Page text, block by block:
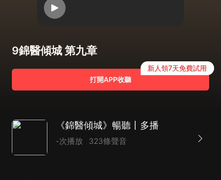
9錦醫傾城 第九章
打開APP收聽
新人領7天免費試用
《錦醫傾城》暢聽丨多播
-次播放 323條聲音